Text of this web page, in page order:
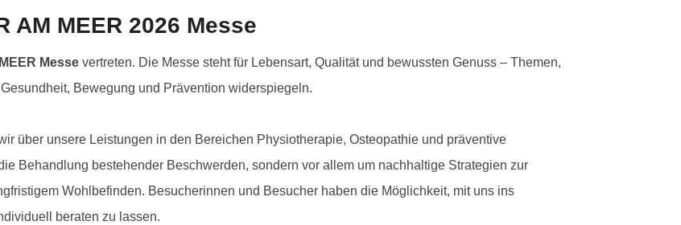
MEER 2026 Messe
Messe vertreten. Die Messe steht für Lebensart, Qualität und bewussten Genuss – Themen,
Bewegung und Prävention widerspiegeln.
über unsere Leistungen in den Bereichen Physiotherapie, Osteopathie und präventive
Behandlung bestehender Beschwerden, sondern vor allem um nachhaltige Strategien zur
Wohlbefinden. Besucherinnen und Besucher haben die Möglichkeit, mit uns ins
beraten zu lassen.